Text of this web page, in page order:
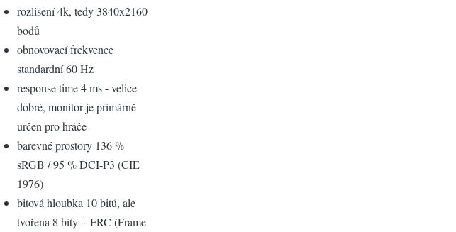
rozlišení 4k, tedy 3840x2160
bodů
obnovovací frekvence
standardní 60 Hz
response time 4 ms - velice
dobré, monitor je primárně
určen pro hráče
barevné prostory 136 %
sRGB / 95 % DCI-P3 (CIE
1976)
bitová hloubka 10 bitů, ale
tvořena 8 bity + FRC (Frame